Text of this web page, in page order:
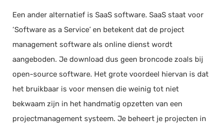
Een ander alternatief is SaaS software. SaaS staat voor
‘Software as a Service’ en betekent dat de project
management software als online dienst wordt
aangeboden. Je download dus geen broncode zoals bij
open-source software. Het grote voordeel hiervan is dat
het bruikbaar is voor mensen die weinig tot niet
bekwaam zijn in het handmatig opzetten van een
projectmanagement systeem. Je beheert je projecten in